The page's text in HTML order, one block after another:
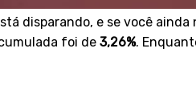
disparando, e se você
foi de 3,26%.